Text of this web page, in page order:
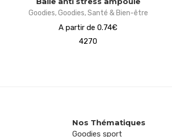
Goodies,Goodies,Santé & Bien-être
A partir de 0.74€
4270
Nos Thématiques
Goodies sport